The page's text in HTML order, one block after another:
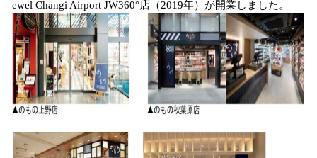
ewel Changi Airport JW360°店（2019年）が開業しました。